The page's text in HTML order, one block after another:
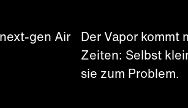
gen Air
Der Vapor kommt
Zeiten: Selbst
sie zum Problem.